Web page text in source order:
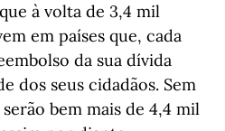
à volta de 3,4 mil
em países que, cada
da sua dívida
dos seus cidadãos. Sem
bem mais de 4,4 mil